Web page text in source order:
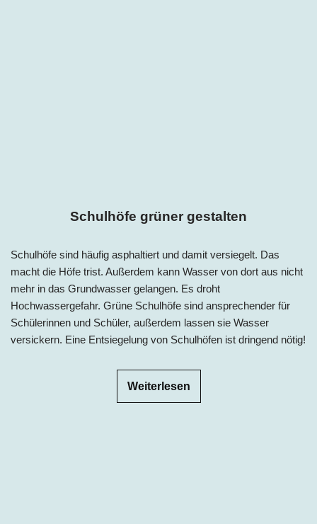
Schulhöfe grüner gestalten
Schulhöfe sind häufig asphaltiert und damit versiegelt. Das
macht die Höfe trist. Außerdem kann Wasser von dort aus nicht
mehr in das Grundwasser gelangen. Es droht
Hochwassergefahr. Grüne Schulhöfe sind ansprechender für
Schülerinnen und Schüler, außerdem lassen sie Wasser
versickern. Eine Entsiegelung von Schulhöfen ist dringend nötig!
Weiterlesen